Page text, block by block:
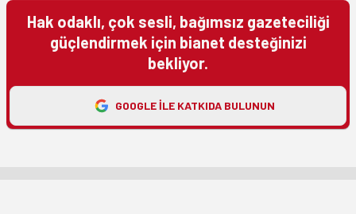
Hak odaklı, çok sesli, bağımsız gazeteciliği
güçlendirmek için bianet desteğinizi
bekliyor.
GOOGLE ILE KATKIDA BULUNUN